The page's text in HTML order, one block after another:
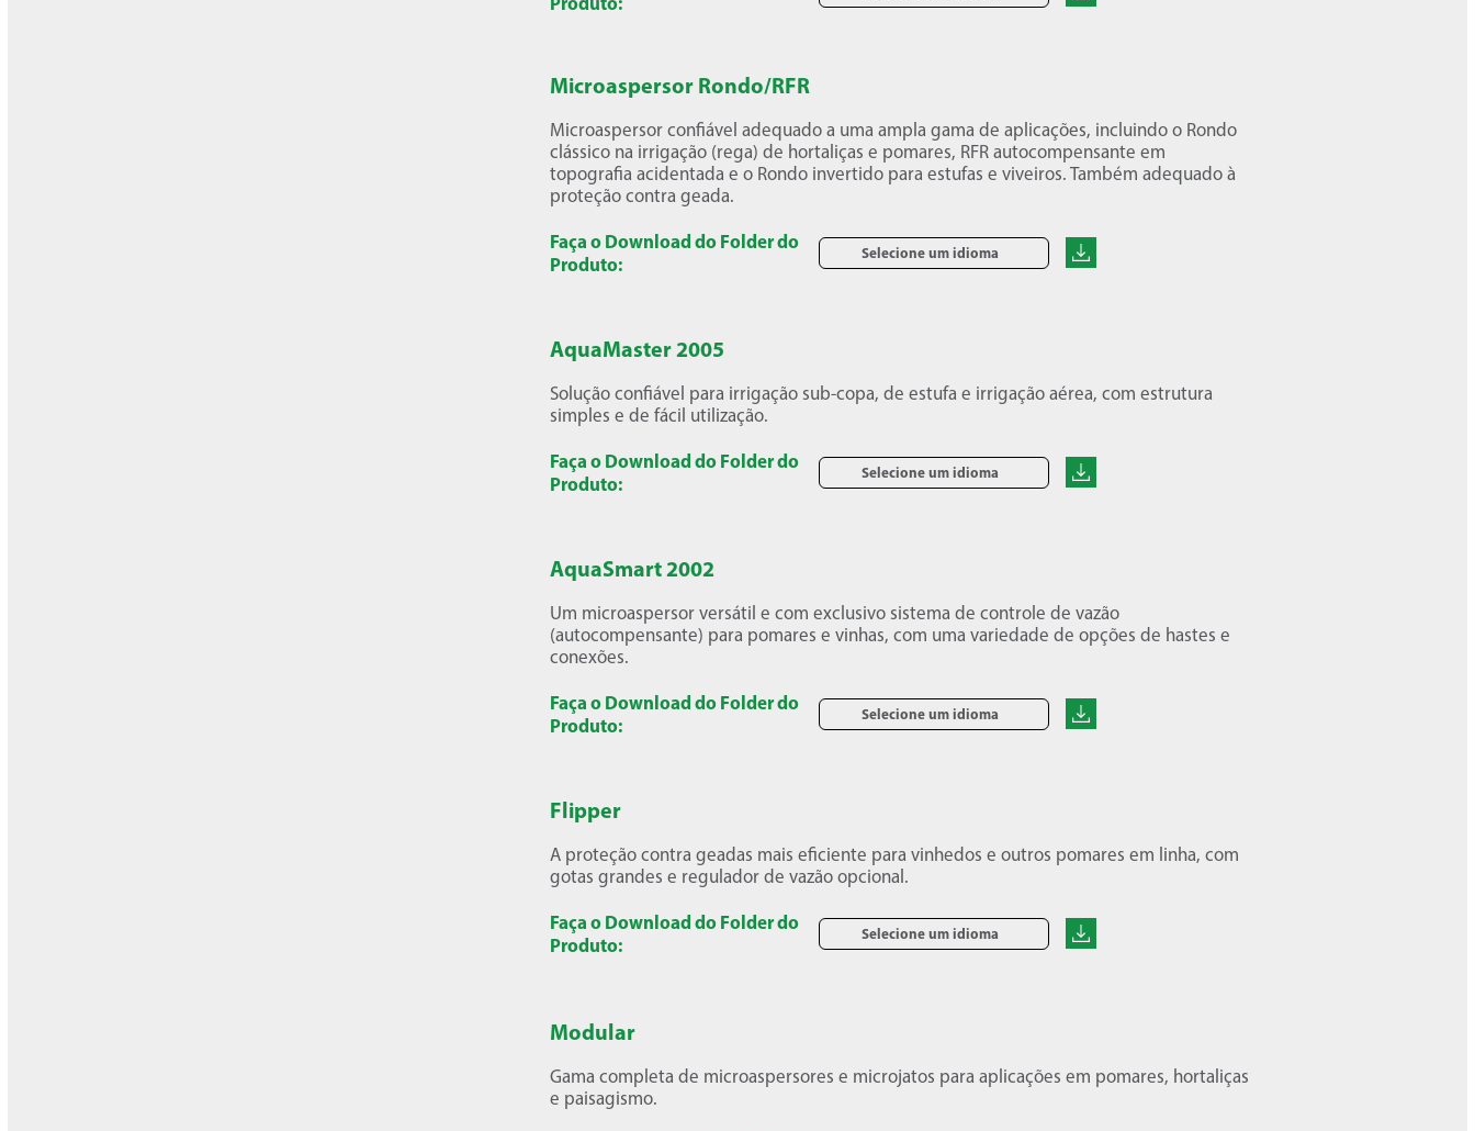
Microaspersor Rondo/RFR
Microaspersor confiável adequado a uma ampla gama de aplicações, incluindo o Rondo
clássico na irrigação (rega) de hortaliças e pomares, RFR autocompensante em
topografia acidentada e o Rondo invertido para estufas e viveiros. Também adequado à
proteção contra geada.
Faça o Download do Folder do
Produto:
Selecione um idioma
AquaMaster 2005
Solução confiável para irrigação sub-copa, de estufa e irrigação aérea, com estrutura
simples e de fácil utilização.
Faça o Download do Folder do
Produto:
Selecione um idioma
AquaSmart 2002
Um microaspersor versátil e com exclusivo sistema de controle de vazão
(autocompensante) para pomares e vinhas, com uma variedade de opções de hastes e
conexões.
Faça o Download do Folder do
Produto:
Selecione um idioma
Flipper
A proteção contra geadas mais eficiente para vinhedos e outros pomares em linha, com
gotas grandes e regulador de vazão opcional.
Faça o Download do Folder do
Produto:
Selecione um idioma
Modular
Gama completa de microaspersores e microjatos para aplicações em pomares, hortaliças
e paisagismo.